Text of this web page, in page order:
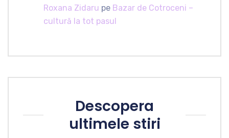
Roxana Zidaru pe Bazar de Cotroceni –
cultură la tot pasul
Descopera
ultimele stiri